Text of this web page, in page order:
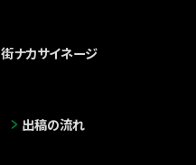
街ナカサイネージ
出稿の流れ